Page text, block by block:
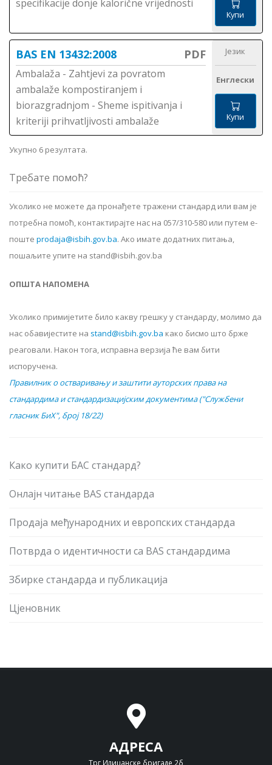
specifikacije donje kalorične vrijednosti
Купи
BAS EN 13432:2008 PDF
Ambalaža - Zahtjevi za povratom
ambalaže kompostiranjem i
biorazgradnjom - Sheme ispitivanja i
kriteriji prihvatljivosti ambalaže
Језик
Енглески
Купи
Укупно 6 резултата.
Требате помоћ?
Уколико не можете да пронађете тражени стандард или вам је
потребна помоћ, контактирајте нас на 057/310-580 или путем е-
поште prodaja@isbih.gov.ba. Ако имате додатних питања,
пошаљите упите на stand@isbih.gov.ba
ОПШТА НАПОМЕНА
Уколико примијетите било какву грешку у стандарду, молимо да
нас обавијестите на stand@isbih.gov.ba како бисмо што брже
реаговали. Након тога, исправна верзија ће вам бити
испоручена.
Правилник о остваривању и заштити ауторских права на
стандардима и стандардизацијским документима ("Службени
гласник БиХ", број 18/22)
Како купити БАС стандард?
Онлајн читање BAS стандарда
Продаја међународних и европских стандарда
Потврда о идентичности са BAS стандардима
Збирке стандарда и публикација
Цјеновник
АДРЕСА
Трг Илиџанске бригаде 2б